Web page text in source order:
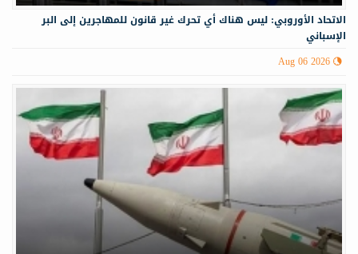
الاتحاد الأوروبي: ليس هناك أي تحرك غير قانون للمهاجرين إلى البر
الإسباني
Aug 06 2026